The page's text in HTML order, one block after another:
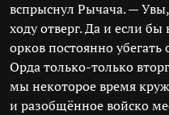
вспрыснул Рычача. —
ходу отверг. Да и если бы
орков постоянно убегать
Орда только-только
мы некоторое время
и разобщённое войско